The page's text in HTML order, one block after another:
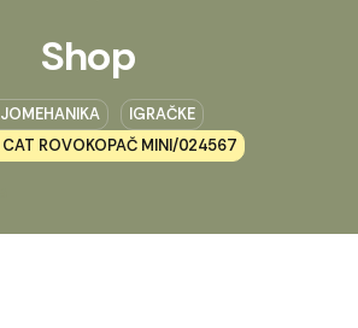
Shop
IGRAČKE
CAT ROVOKOPAČ MINI/024567